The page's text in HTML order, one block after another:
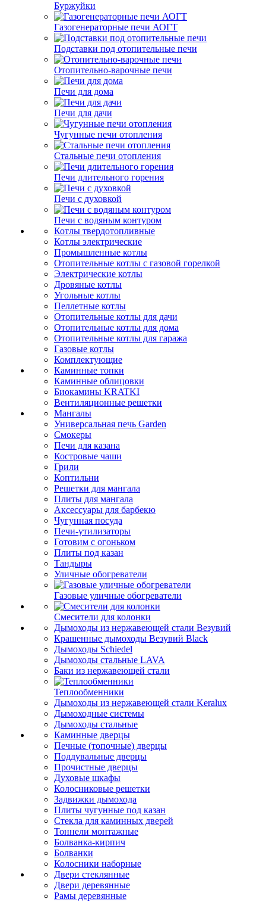
Буржуйки
Газогенераторные печи АОГТ
Подставки под отопительные печи
Отопительно-варочные печи
Печи для дома
Печи для дачи
Чугунные печи отопления
Стальные печи отопления
Печи длительного горения
Печи с духовкой
Печи с водяным контуром
Котлы твердотопливные
Котлы электрические
Промышленные котлы
Отопительные котлы с газовой горелкой
Электрические котлы
Дровяные котлы
Угольные котлы
Пеллетные котлы
Отопительные котлы для дачи
Отопительные котлы для дома
Отопительные котлы для гаража
Газовые котлы
Комплектующие
Каминные топки
Каминные облицовки
Биокамины KRATKI
Вентиляционные решетки
Мангалы
Универсальная печь Garden
Смокеры
Печи для казана
Костровые чаши
Грили
Коптильни
Решетки для мангала
Плиты для мангала
Аксессуары для барбекю
Чугунная посуда
Печи-утилизаторы
Готовим с огоньком
Плиты под казан
Тандыры
Уличные обогреватели
Газовые уличные обогреватели
Смесители для колонки
Дымоходы из нержавеющей стали Везувий
Крашенные дымоходы Везувий Black
Дымоходы Schiedel
Дымоходы стальные LAVA
Баки из нержавеющей стали
Теплообменники
Дымоходы из нержавеющей стали Keralux
Дымоходные системы
Дымоходы стальные
Каминные дверцы
Печные (топочные) дверцы
Поддувальные дверцы
Прочистные дверцы
Духовые шкафы
Колосниковые решетки
Задвижки дымохода
Плиты чугунные под казан
Стекла для каминных дверей
Тоннели монтажные
Болванка-кирпич
Болванки
Колосники наборные
Двери стеклянные
Двери деревянные
Рамы деревянные